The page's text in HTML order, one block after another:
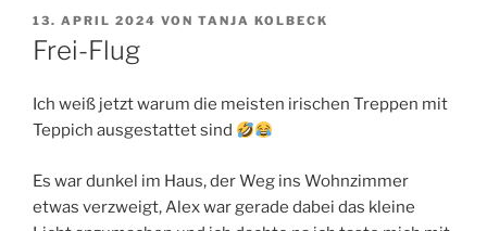
VERÖFFENTLICHT
AM
13. APRIL 2024 VON TANJA KOLBECK
Frei-Flug
Ich weiß jetzt warum die meisten irischen Treppen mit
Teppich ausgestattet sind
Es war dunkel im Haus, der Weg ins Wohnzimmer
etwas verzweigt, Alex war gerade dabei das kleine